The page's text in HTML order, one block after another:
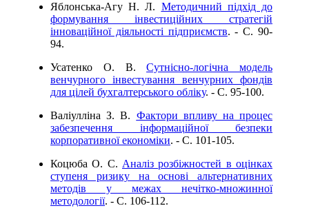
Яблонська-Агу Н. Л. Методичний підхід до
формування інвестиційних стратегій
інноваційної діяльності підприємств. - C. 90-
94.
Усатенко О. В.Сутнісно-логічна модель
венчурного інвестування венчурних фондів
для цілей бухгалтерського обліку. - C. 95-100.
Валіулліна З. В. Фактори впливу на процес
забезпечення інформаційної безпеки
корпоративної економіки. - C. 101-105.
Коцюба О. С. Аналіз розбіжностей в оцінках
ступеня ризику на основі альтернативних
методів у межах нечітко-множинної
методології. - C. 106-112.